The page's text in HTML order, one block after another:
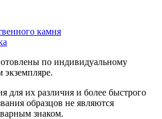
камня
по индивидуальному
экземпляре.
для их различия и более быстрого
образцов не являются
знаком.